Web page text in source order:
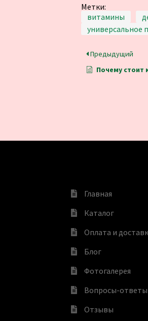
Метки:
витамины
универсальное
Предыдущий
Почему стоит
Главная
Каталог
Оплата и
Блог
Фотогалерея
Вопросы-ответы
Отзывы